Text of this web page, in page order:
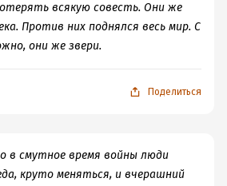
всякую совесть. Они же
Против них поднялся весь мир. С
они же звери.
Поделиться
в смутное время войны люди
круто меняться, и вчерашний